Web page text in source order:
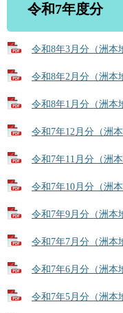
令和7年度分
令和8年3月分（洲本
令和8年2月分（洲本
令和8年1月分（洲本
令和7年12月分（洲
令和7年11月分（洲
令和7年10月分（洲
令和7年9月分（洲本
令和7年7月分（洲本
令和7年6月分（洲本
令和7年5月分（洲本